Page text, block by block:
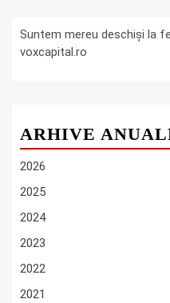
Suntem mereu deschiși la
voxcapital.ro
ARHIVE
2026
2025
2024
2023
2022
2021